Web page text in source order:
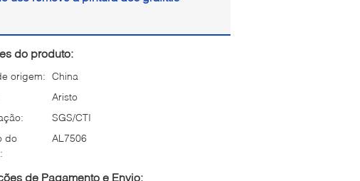
do produto:
origem: China
Aristo
SGS/CTI
do
AL7506
de Pagamento e Envio: